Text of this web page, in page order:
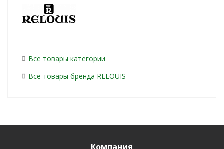
Все товары категории
Все товары бренда RELOUIS